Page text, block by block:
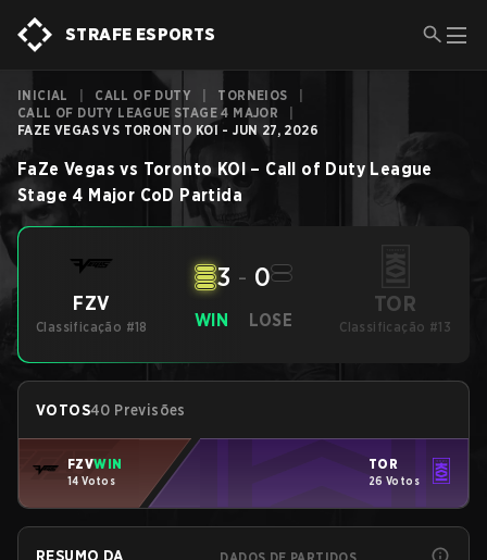
STRAFE ESPORTS
INICIAL CALL OF DUTY TORNEIOS
CALL OF DUTY LEAGUE STAGE 4 MAJOR
FAZE VEGAS VS TORONTO KOI - JUN 27, 2026
FaZe Vegas vs Toronto KOI – Call of Duty League
Stage 4 Major CoD Partida
FZV
Classificação #18 WIN
3 - 0
LOSE
TOR
Classificação #13
VOTOS40 Previsões
FZVWIN
14 Votos
TOR
26 Votos
RESUMO DA